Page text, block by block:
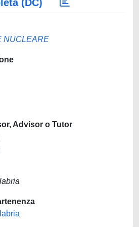
(DC)
NUCLEARE
Advisor o Tutor